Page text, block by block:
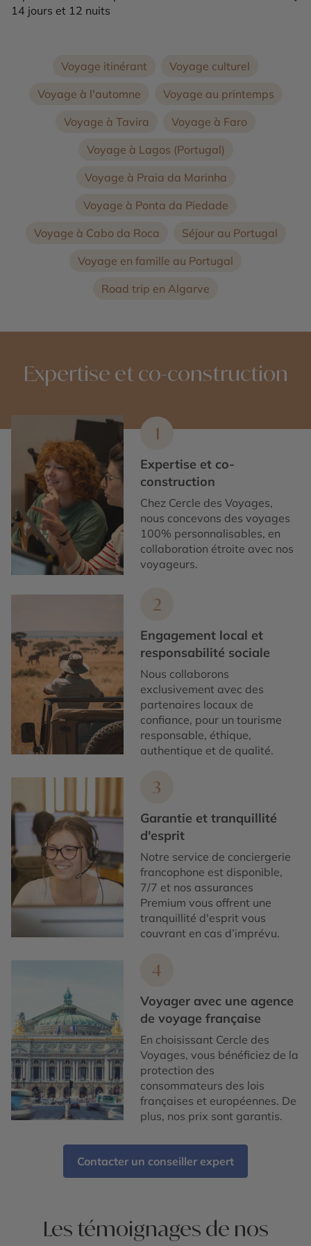
14 jours et 12 nuits
Voyage itinérant
Voyage culturel
Voyage à l'automne
Voyage au printemps
Voyage à Tavira
Voyage à Faro
Voyage à Lagos (Portugal)
Voyage à Praia da Marinha
Voyage à Ponta da Piedade
Voyage à Cabo da Roca
Séjour au Portugal
Voyage en famille au Portugal
Road trip en Algarve
Expertise et co-construction
1
Expertise et co-
construction
Chez Cercle des Voyages,
nous concevons des voyages
100% personnalisables, en
collaboration étroite avec nos
voyageurs.
2
Engagement local et
responsabilité sociale
Nous collaborons
exclusivement avec des
partenaires locaux de
confiance, pour un tourisme
responsable, éthique,
authentique et de qualité.
3
Garantie et tranquillité
d'esprit
Notre service de conciergerie
francophone est disponible,
7/7 et nos assurances
Premium vous offrent une
tranquillité d'esprit vous
couvrant en cas d’imprévu.
4
Voyager avec une agence
de voyage française
En choisissant Cercle des
Voyages, vous bénéficiez de la
protection des
consommateurs des lois
françaises et européennes. De
plus, nos prix sont garantis.
Contacter un conseiller expert
Les témoignages de nos